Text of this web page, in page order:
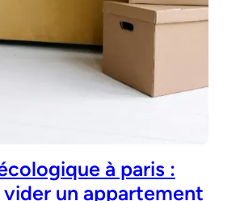
à paris :
un appartement